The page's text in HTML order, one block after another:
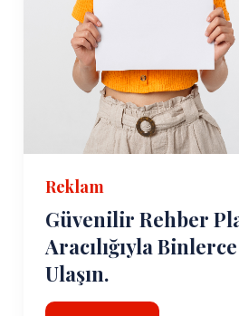
Reklam
Güvenilir Rehber
Aracılığıyla
Ulaşın.